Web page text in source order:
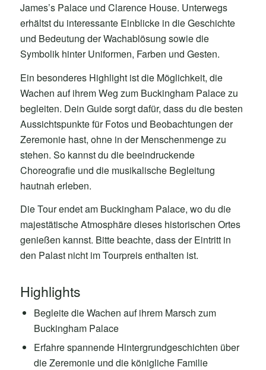
James’s Palace und Clarence House. Unterwegs
erhältst du interessante Einblicke in die Geschichte
und Bedeutung der Wachablösung sowie die
Symbolik hinter Uniformen, Farben und Gesten.
Ein besonderes Highlight ist die Möglichkeit, die
Wachen auf ihrem Weg zum Buckingham Palace zu
begleiten. Dein Guide sorgt dafür, dass du die besten
Aussichtspunkte für Fotos und Beobachtungen der
Zeremonie hast, ohne in der Menschenmenge zu
stehen. So kannst du die beeindruckende
Choreografie und die musikalische Begleitung
hautnah erleben.
Die Tour endet am Buckingham Palace, wo du die
majestätische Atmosphäre dieses historischen Ortes
genießen kannst. Bitte beachte, dass der Eintritt in
den Palast nicht im Tourpreis enthalten ist.
Highlights
Begleite die Wachen auf ihrem Marsch zum
Buckingham Palace
Erfahre spannende Hintergrundgeschichten über
die Zeremonie und die königliche Familie